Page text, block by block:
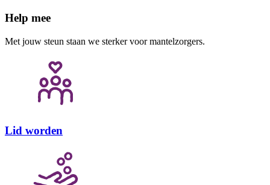
Help mee
Met jouw steun staan we sterker voor mantelzorgers.
Lid worden